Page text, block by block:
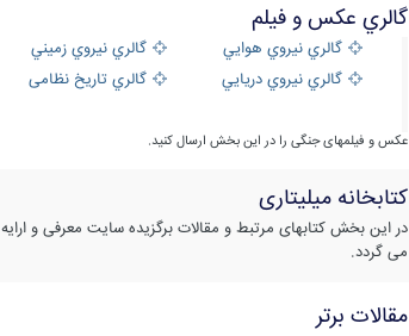
گالري عكس و فيلم
گالري نيروي هوايي
گالري نيروي زميني
گالري نيروي دريايي
گالري تاریخ نظامی
عکس و فیلمهای جنگی را در این بخش ارسال کنید.
کتابخانه میلیتاری
در این بخش کتابهای مرتبط و مقالات برگزیده سایت معرفی و ارایه
می گردد.
مقالات برتر